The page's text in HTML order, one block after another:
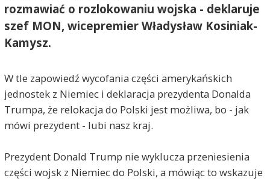
rozmawiać o rozlokowaniu wojska - deklaruje
szef MON, wicepremier Władysław Kosiniak-
Kamysz.
W tle zapowiedź wycofania części amerykańskich
jednostek z Niemiec i deklaracja prezydenta Donalda
Trumpa, że relokacja do Polski jest możliwa, bo - jak
mówi prezydent - lubi nasz kraj.
Prezydent Donald Trump nie wyklucza przeniesienia
części wojsk z Niemiec do Polski, a mówiąc to wskazuje